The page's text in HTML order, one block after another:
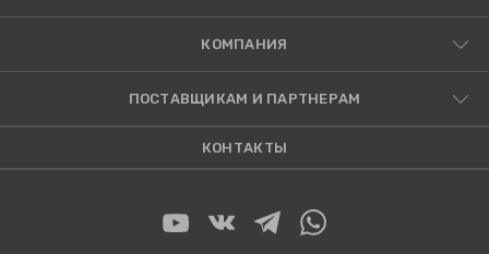
КОМПАНИЯ
ПОСТАВЩИКАМ И ПАРТНЕРАМ
КОНТАКТЫ